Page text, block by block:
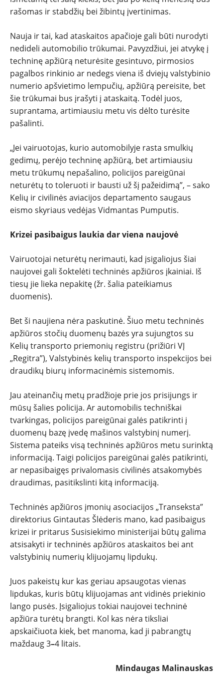
rašomas ir stabdžių bei žibintų įvertinimas.
Nauja ir tai, kad ataskaitos apačioje gali būti nurodyti
nedideli automobilio trūkumai. Pavyzdžiui, jei atvykę į
techninę apžiūrą neturėsite gesintuvo, pirmosios
pagalbos rinkinio ar nedegs viena iš dviejų valstybinio
numerio apšvietimo lempučių, apžiūrą pereisite, bet
šie trūkumai bus įrašyti į ataskaitą. Todėl juos,
suprantama, artimiausiu metu vis dėlto turėsite
pašalinti.
„Jei vairuotojas, kurio automobilyje rasta smulkių
gedimų, perėjo techninę apžiūrą, bet artimiausiu
metu trūkumų nepašalino, policijos pareigūnai
neturėtų to toleruoti ir bausti už šį pažeidimą”, – sako
Kelių ir civilinės aviacijos departamento saugaus
eismo skyriaus vedėjas Vidmantas Pumputis.
Krizei pasibaigus laukia dar viena naujovė
Vairuotojai neturėtų nerimauti, kad įsigaliojus šiai
naujovei gali šoktelėti techninės apžiūros įkainiai. Iš
tiesų jie lieka nepakitę (žr. šalia pateikiamus
duomenis).
Bet ši naujiena nėra paskutinė. Šiuo metu techninės
apžiūros stočių duomenų bazės yra sujungtos su
Kelių transporto priemonių registru (prižiūri VĮ
„Regitra”), Valstybinės kelių transporto inspekcijos bei
draudikų biurų informacinėmis sistemomis.
Jau ateinančių metų pradžioje prie jos prisijungs ir
mūsų šalies policija. Ar automobilis techniškai
tvarkingas, policijos pareigūnai galės patikrinti į
duomenų bazę įvedę mašinos valstybinį numerį.
Sistema pateiks visą techninės apžiūros metu surinktą
informaciją. Taigi policijos pareigūnai galės patikrinti,
ar nepasibaigęs privalomasis civilinės atsakomybės
draudimas, pasitikslinti kitą informaciją.
Techninės apžiūros įmonių asociacijos „Transeksta”
direktorius Gintautas Šlėderis mano, kad pasibaigus
krizei ir pritarus Susisiekimo ministerijai būtų galima
atsisakyti ir techninės apžiūros ataskaitos bei ant
valstybinių numerių klijuojamų lipdukų.
Juos pakeistų kur kas geriau apsaugotas vienas
lipdukas, kuris būtų klijuojamas ant vidinės priekinio
lango pusės. Įsigaliojus tokiai naujovei techninė
apžiūra turėtų brangti. Kol kas nėra tiksliai
apskaičiuota kiek, bet manoma, kad ji pabrangtų
maždaug 3–4 litais.
Mindaugas Malinauskas